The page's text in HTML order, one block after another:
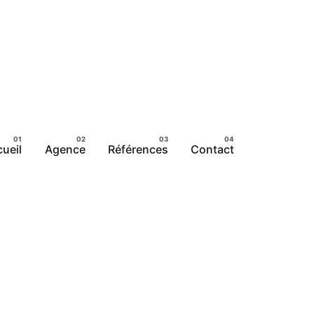
Agence Références Contact